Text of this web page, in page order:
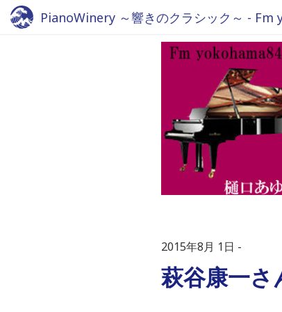
PianoWinery ～響きのクラシック～ - Fm
2015年8月 1日
萩谷康一